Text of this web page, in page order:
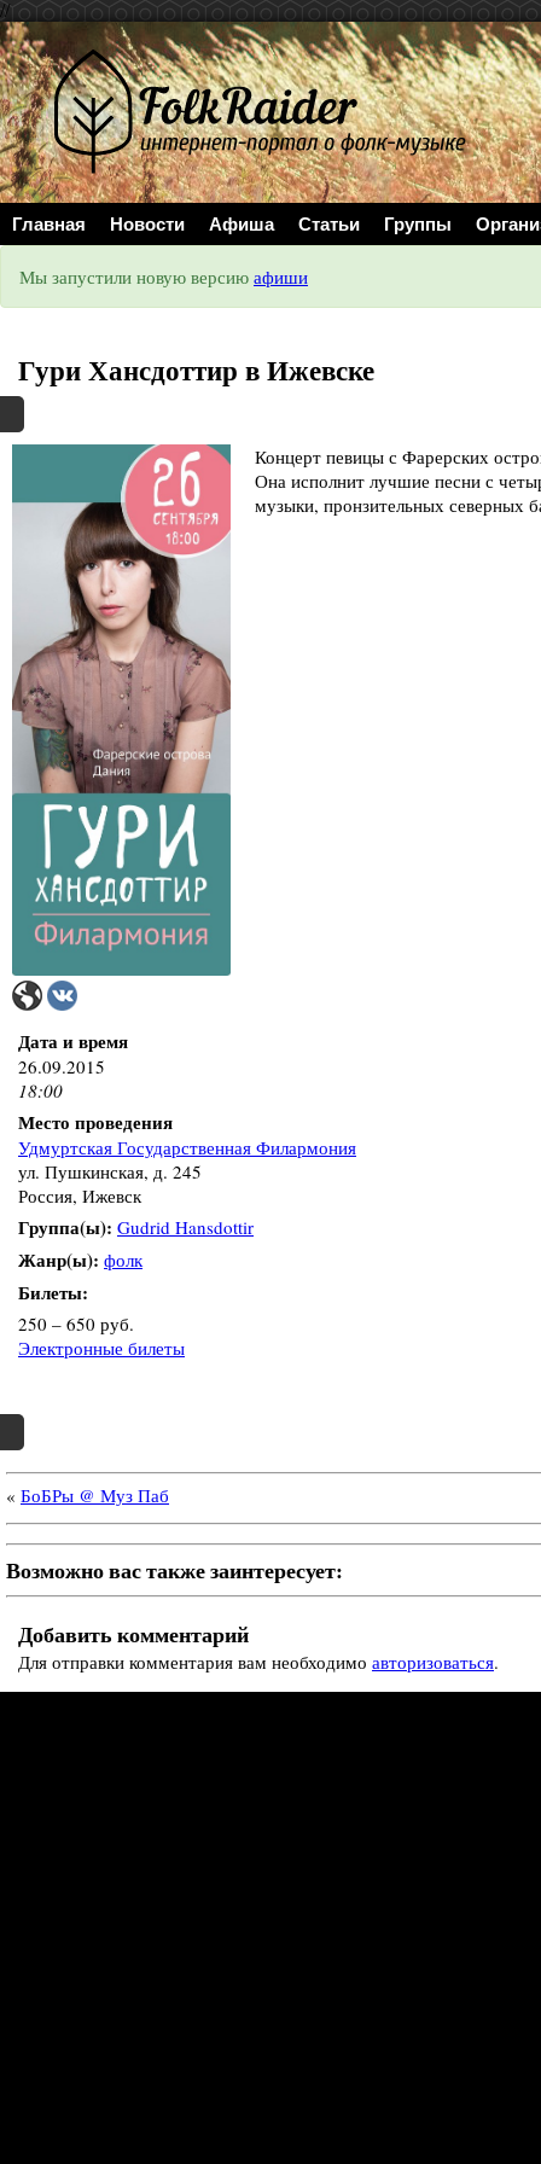
//
Главная Новости Афиша Статьи Группы
Мы запустили новую версию афиши
Гури Хансдоттир в Ижевске
Концерт певицы с Фарерских
Она исполнит лучшие песни с
музыки, пронзительных северных
Дата и время
26.09.2015
18:00
Место проведения
Удмуртская Государственная Филармония
ул. Пушкинская, д. 245
Россия, Ижевск
Группа(ы): Gudrid Hansdottir
Жанр(ы): фолк
Билеты:
250 – 650 руб.
Электронные билеты
« БоБРы @ Муз Паб
Возможно вас также заинтересует:
Добавить комментарий
Для отправки комментария вам необходимо авторизоваться.